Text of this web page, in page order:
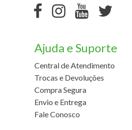
Ajuda e Suporte
Central de Atendimento
Trocas e Devoluções
Compra Segura
Envio e Entrega
Fale Conosco